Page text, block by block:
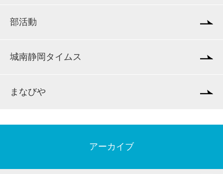
部活動
城南静岡タイムス
まなびや
アーカイブ